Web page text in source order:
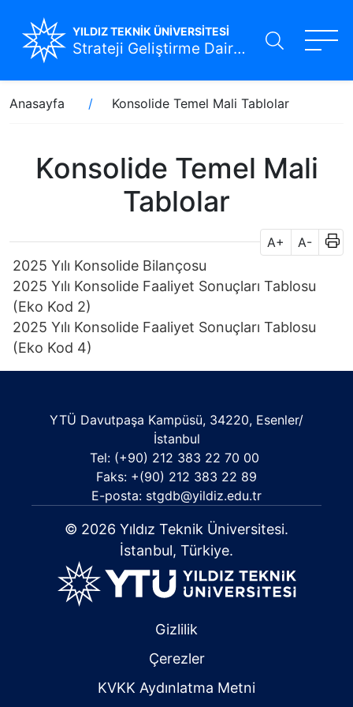
içeriğe
YILDIZ TEKNİK ÜNİVERSİTESİ
Strateji Geliştirme Daire Başkanlığı
Sayfa
yolu
Anasayfa Konsolide Temel Mali Tablolar
Konsolide Temel Mali
Tablolar
A+ A-
2025 Yılı Konsolide Bilançosu
2025 Yılı Konsolide Faaliyet Sonuçları Tablosu
(Eko Kod 2)
2025 Yılı Konsolide Faaliyet Sonuçları Tablosu
(Eko Kod 4)
YTÜ Davutpaşa Kampüsü, 34220, Esenler/
İstanbul
Tel: (+90) 212 383 22 70 00
Faks: +(90) 212 383 22 89
E-posta: stgdb@yildiz.edu.tr
© 2026 Yıldız Teknik Üniversitesi.
İstanbul, Türkiye.
Gizlilik
Çerezler
KVKK Aydınlatma Metni